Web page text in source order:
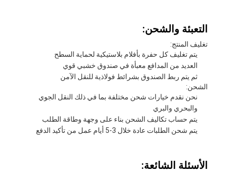
التعبئة والشحن:
تغليف المنتج:
يتم تغليف كل حفرة بأفلام بلاستيكية لحماية السطح
العديد من المدافع معبأة في صندوق خشبي قوي
ثم يتم ربط الصندوق بشرائط فولاذية للنقل الآمن
الشحن:
نحن نقدم خيارات شحن مختلفة بما في ذلك النقل الجوي
والبحري والبري
يتم حساب تكاليف الشحن بناء على وجهة وطاقة الطلب
يتم شحن الطلبات عادة خلال 3-5 أيام عمل من تأكيد الدفع
الأسئلة الشائعة: